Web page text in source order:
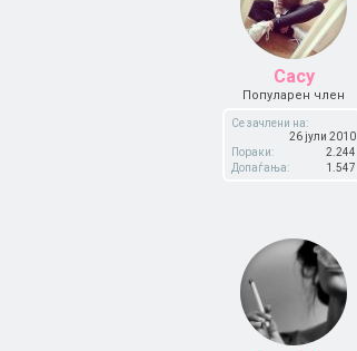
Cacy
Популарен член
Се зачлени на:
26 јули 2010
Пораки:
2.244
Допаѓања:
1.547